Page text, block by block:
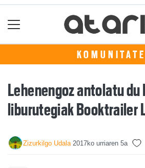
Lehenengoz antolatu du
liburutegiak Booktrailer
Zizurkilgo Udala 2017ko urriaren 5a